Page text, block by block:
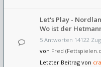
Let's Play -
Wo ist der
5 Antworten 14122
von Fred
Letzter Beitrag von